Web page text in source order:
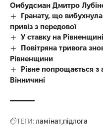
Омбудсман Дмитро
Гранату, що
привіз з передової
У ставку на
Повітряна тривога
Рівненщини
Рівне попрощається з
Вінничині
ТЕГИ: ламінат підлога